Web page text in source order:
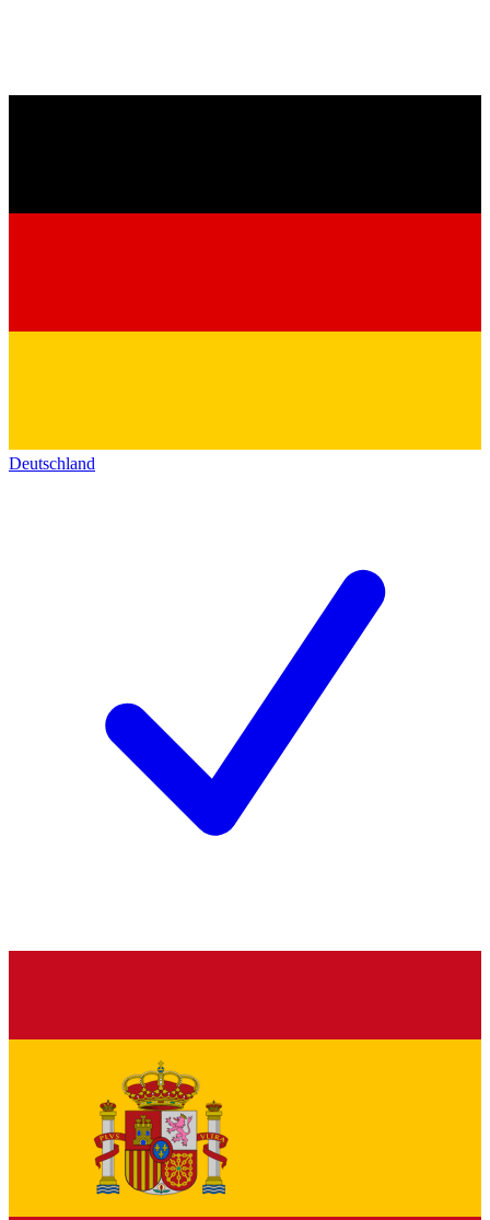
Deutschland